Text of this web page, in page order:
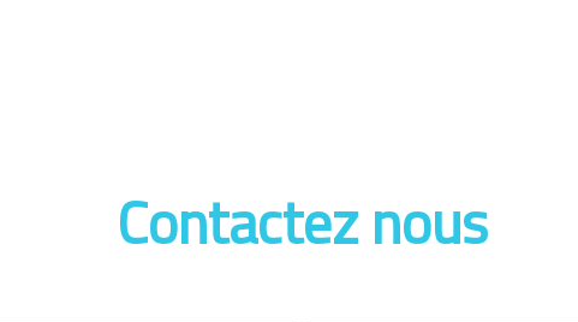
Contactez nous